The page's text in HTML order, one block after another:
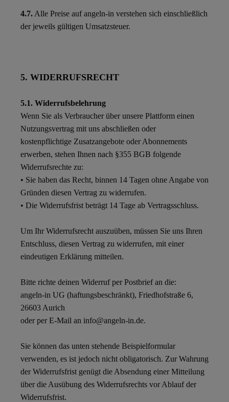
4.7. Alle Preise auf angeln-in verstehen sich einschließlich
der jeweils gültigen Umsatzsteuer.
5. WIDERRUFSRECHT
5.1. Widerrufsbelehrung
Wenn Sie als Verbraucher über unsere Plattform einen
Nutzungsvertrag mit uns abschließen oder
kostenpflichtige Zusatzangebote oder Abonnements
erwerben, stehen Ihnen nach §355 BGB folgende
Widerrufsrechte zu:
• Sie haben das Recht, binnen 14 Tagen ohne Angabe von
Gründen diesen Vertrag zu widerrufen.
• Die Widerrufsfrist beträgt 14 Tage ab Vertragsschluss.
Um Ihr Widerrufsrecht auszuüben, müssen Sie uns Ihren
Entschluss, diesen Vertrag zu widerrufen, mit einer
eindeutigen Erklärung mitteilen.
Bitte richte deinen Widerruf per Postbrief an die:
angeln-in UG (haftungsbeschränkt), Friedhofstraße 6,
26603 Aurich
oder per E-Mail an info@angeln-in.de.
Sie können das unten stehende Beispielformular
verwenden, es ist jedoch nicht obligatorisch. Zur Wahrung
der Widerrufsfrist genügt die Absendung einer Mitteilung
über die Ausübung des Widerrufsrechts vor Ablauf der
Widerrufsfrist.